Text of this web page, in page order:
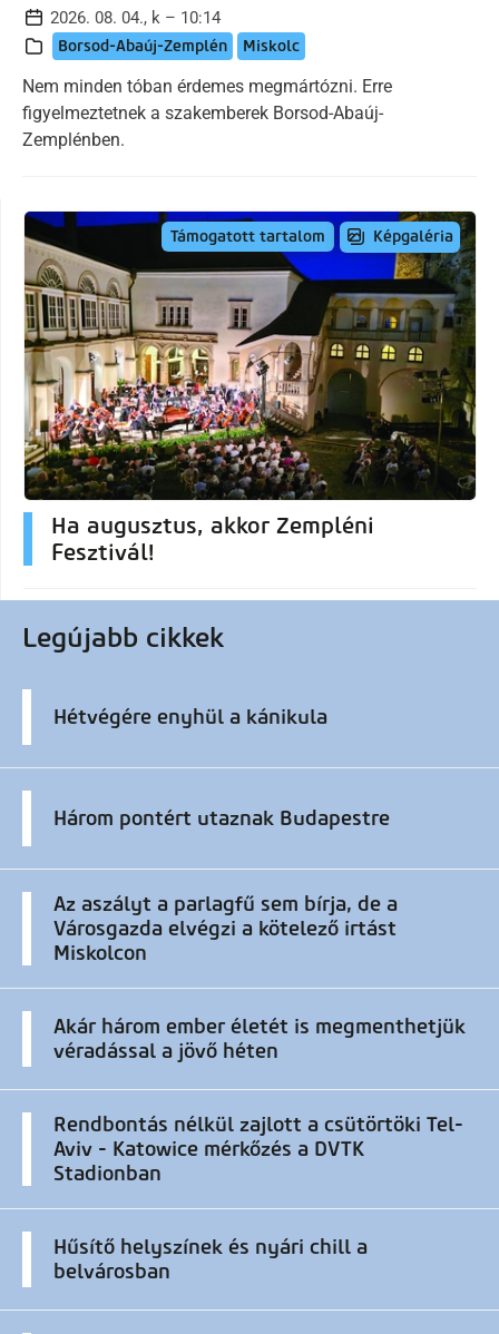
2026. 08. 04., k – 10:14
Borsod-Abaúj-Zemplén Miskolc
Nem minden tóban érdemes megmártózni. Erre
figyelmeztetnek a szakemberek Borsod-Abaúj-
Zemplénben.
Támogatott tartalom Képgaléria
Ha augusztus, akkor Zempléni
Fesztivál!
Legújabb cikkek
Hétvégére enyhül a kánikula
Három pontért utaznak Budapestre
Az aszályt a parlagfű sem bírja, de a
Városgazda elvégzi a kötelező irtást
Miskolcon
Akár három ember életét is megmenthetjük
véradással a jövő héten
Rendbontás nélkül zajlott a csütörtöki Tel-
Aviv - Katowice mérkőzés a DVTK
Stadionban
Hűsítő helyszínek és nyári chill a
belvárosban